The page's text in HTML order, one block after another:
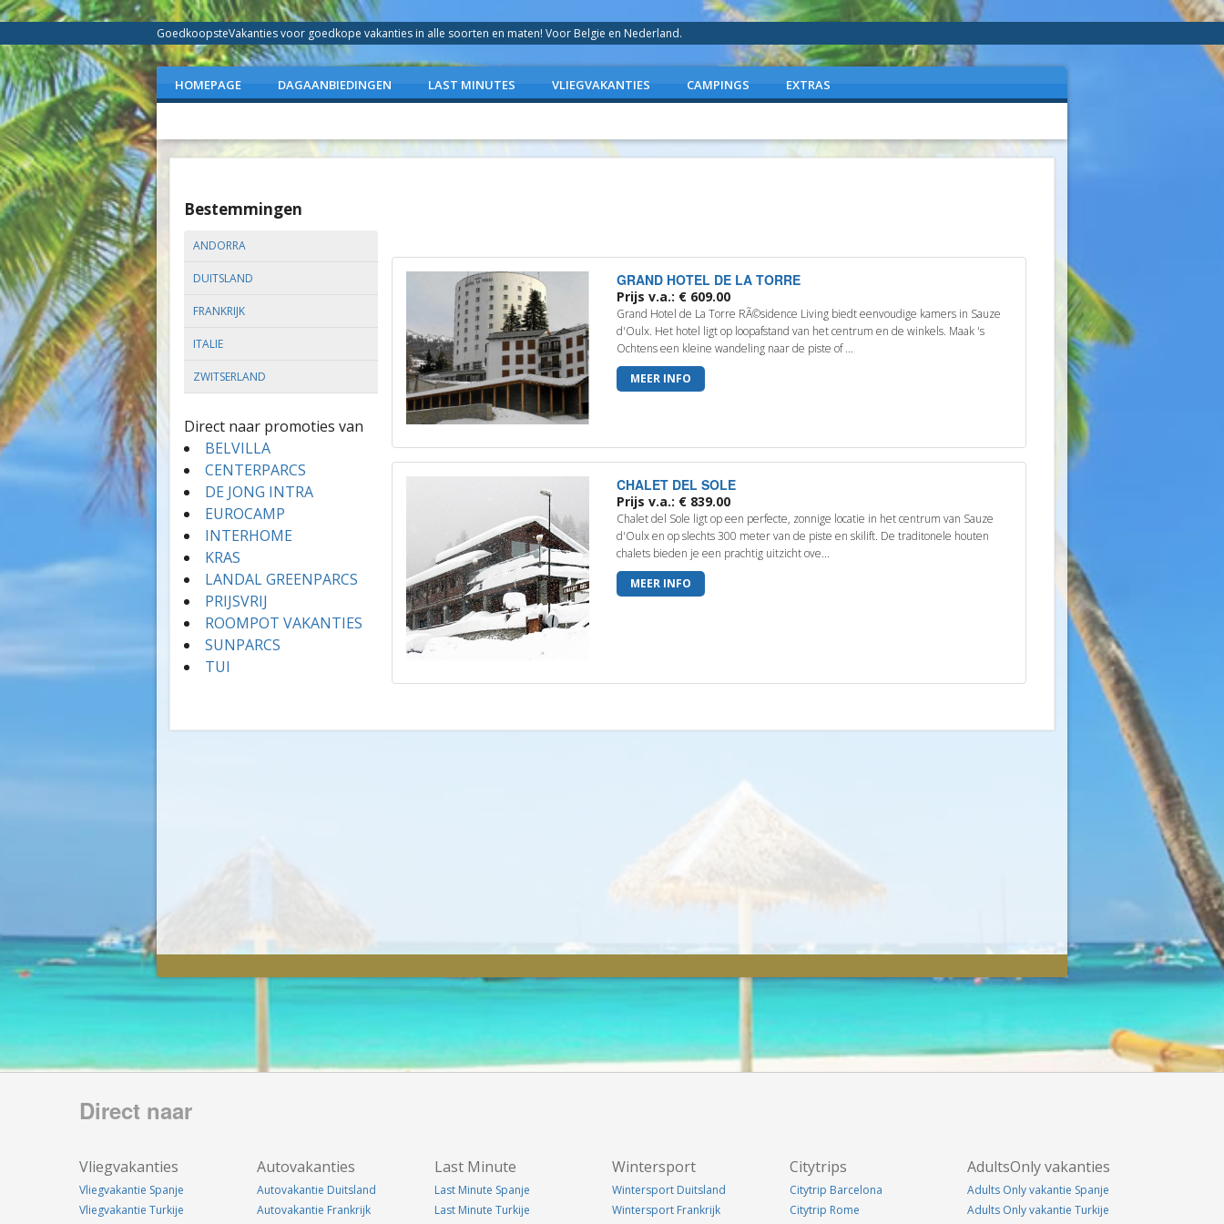
GoedkoopsteVakanties voor goedkope vakanties in alle soorten en maten! Voor Belgie en Nederland.
HOMEPAGE DAGAANBIEDINGEN LAST MINUTES VLIEGVAKANTIES CAMPINGS EXTRAS
Bestemmingen
ANDORRA
DUITSLAND
FRANKRIJK
ITALIE
ZWITSERLAND
Direct naar promoties van
BELVILLA
CENTERPARCS
DE JONG INTRA
EUROCAMP
INTERHOME
KRAS
LANDAL GREENPARCS
PRIJSVRIJ
ROOMPOT VAKANTIES
SUNPARCS
TUI
GRAND HOTEL DE LA TORRE
Prijs v.a.: € 609.00
Grand Hotel de La Torre RÃ©sidence Living biedt eenvoudige kamers in Sauze
d'Oulx. Het hotel ligt op loopafstand van het centrum en de winkels. Maak 's
Ochtens een kleine wandeling naar de piste of ...
MEER INFO
CHALET DEL SOLE
Prijs v.a.: € 839.00
Chalet del Sole ligt op een perfecte, zonnige locatie in het centrum van Sauze
d'Oulx en op slechts 300 meter van de piste en skilift. De traditonele houten
chalets bieden je een prachtig uitzicht ove...
MEER INFO
Direct naar
Vliegvakanties
Vliegvakantie Spanje
Vliegvakantie Turkije
Autovakanties
Autovakantie Duitsland
Autovakantie Frankrijk
Last Minute
Last Minute Spanje
Last Minute Turkije
Wintersport
Wintersport Duitsland
Wintersport Frankrijk
Citytrips
Citytrip Barcelona
Citytrip Rome
AdultsOnly vakanties
Adults Only vakantie Spanje
Adults Only vakantie Turkije